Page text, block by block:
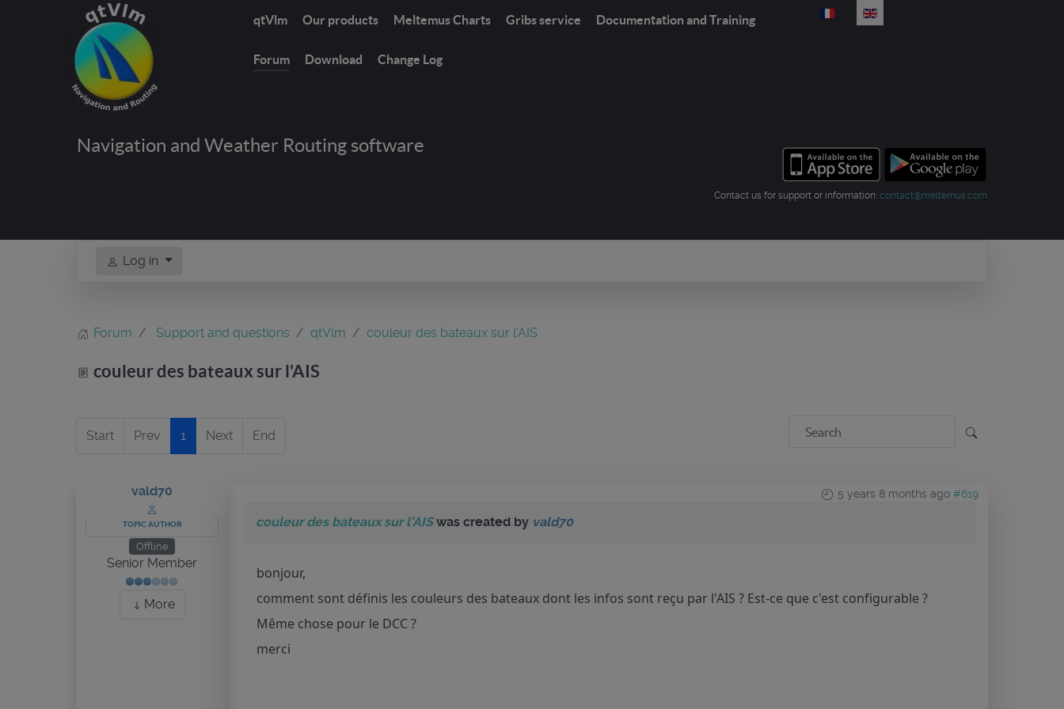
qtVlm Our products Meltemus Charts Gribs service Documentation and Training
Forum Download Change Log
Select your language
Navigation and Weather Routing software
Contact us for support or information: contact@meltemus.com
Log in
Forum Support and questions qtVlm couleur des bateaux sur l'AIS
couleur des bateaux sur l'AIS
Start Prev 1 Next End
vald70
TOPIC AUTHOR
Offline
Senior Member
More
5 years 8 months ago #619
couleur des bateaux sur l'AISwas created by vald70
bonjour,
comment sont définis les couleurs des bateaux dont les infos sont reçu par l'AIS ? Est-ce que c'est configurable ?
Même chose pour le DCC ?
merci